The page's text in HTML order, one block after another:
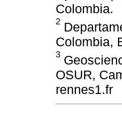
Colombia.
2
Colombia,
3
OSUR,
rennes1.fr